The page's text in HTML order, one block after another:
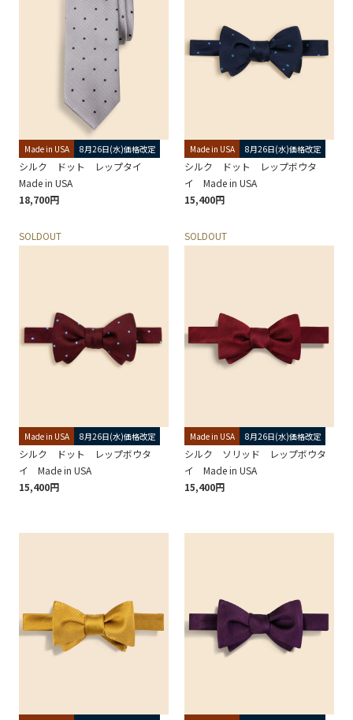
Made in USA 8月26日(水)価格改定
シルク ドット レップタイ
Made in USA
18,700円
Made in USA 8月26日(水)価格改定
シルク ドット レップボウタ
イ Made in USA
15,400円
SOLDOUT
Made in USA 8月26日(水)価格改定
シルク ドット レップボウタ
イ Made in USA
15,400円
SOLDOUT
Made in USA 8月26日(水)価格改定
シルク ソリッド レップボウタ
イ Made in USA
15,400円